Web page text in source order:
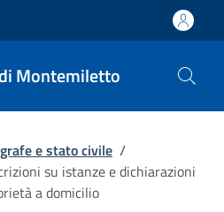
Montemiletto
e stato civile /
su istanze e dichiarazioni
a domicilio